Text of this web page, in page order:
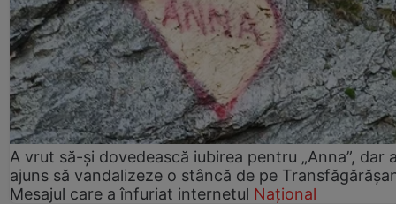
A vrut să-și dovedească iubirea pentru „Anna”, dar
ajuns să vandalizeze o stâncă de pe
Mesajul care a înfuriat internetul Național